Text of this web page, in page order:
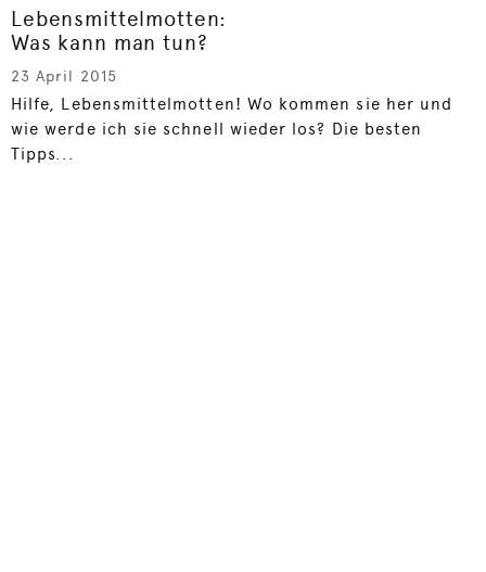
Lebensmittelmotten:
Was kann man tun?
23 April 2015
Hilfe, Lebensmittelmotten! Wo kommen sie her und
wie werde ich sie schnell wieder los? Die besten
Tipps...